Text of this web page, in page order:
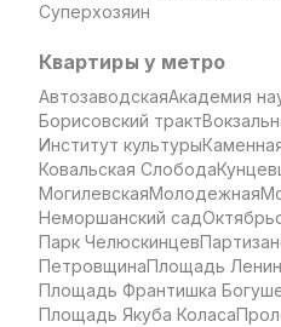
Суперхозяин
Квартиры у метро
АвтозаводскаяАкадемия
Борисовский тракт
Институт культуры
Ковальская Слобода
МогилевскаяМолодежная
Неморшанский сад
Парк Челюскинцев
ПетровщинаПлощадь
Площадь Франтишка
Площадь Якуба Коласа